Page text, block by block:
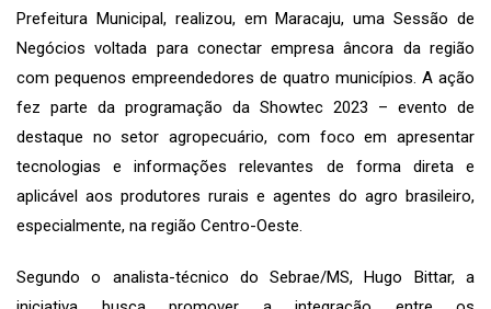
Prefeitura Municipal, realizou, em Maracaju, uma Sessão de
Negócios voltada para conectar empresa âncora da região
com pequenos empreendedores de quatro municípios. A ação
fez parte da programação da Showtec 2023 – evento de
destaque no setor agropecuário, com foco em apresentar
tecnologias e informações relevantes de forma direta e
aplicável aos produtores rurais e agentes do agro brasileiro,
especialmente, na região Centro-Oeste.
Segundo o analista-técnico do Sebrae/MS, Hugo Bittar, a